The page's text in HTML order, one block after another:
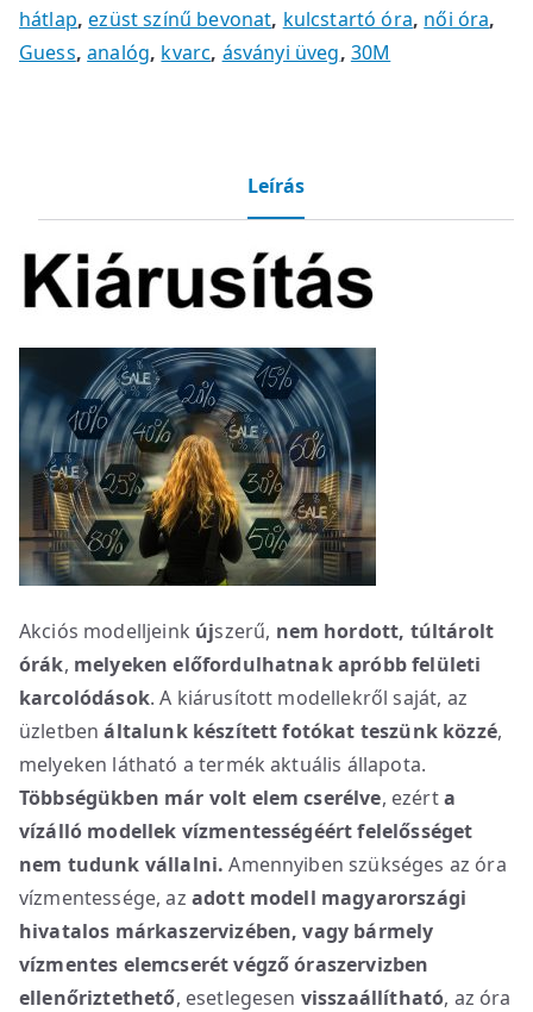
hátlap,ezüst színű bevonat, kulcstartó óra, női óra,
Guess,analóg, kvarc, ásványi üveg, 30M
Leírás
Akciós modelljeink újszerű, nem hordott, túltárolt
órák, melyeken előfordulhatnak apróbb felületi
karcolódások. A kiárusított modellekről saját, az
üzletbenáltalunk készített fotókat teszünk közzé,
melyeken látható a termék aktuális állapota.
Többségükben már volt elem cserélve, ezérta
vízálló modellek vízmentességéért felelősséget
nem tudunk vállalni. Amennyiben szükséges az óra
vízmentessége, az adott modell magyarországi
hivatalos márkaszervizében, vagy bármely
vízmentes elemcserét végző óraszervizben
ellenőriztethető, esetlegesen visszaállítható, az óra